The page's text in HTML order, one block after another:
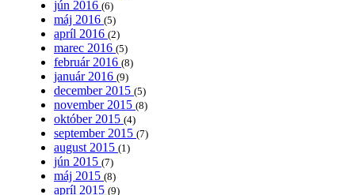
jún 2016 (6)
máj 2016 (5)
apríl 2016 (2)
marec 2016 (5)
február 2016 (8)
január 2016 (9)
december 2015 (5)
november 2015 (8)
október 2015 (4)
september 2015 (7)
august 2015 (1)
jún 2015 (7)
máj 2015 (8)
apríl 2015 (9)